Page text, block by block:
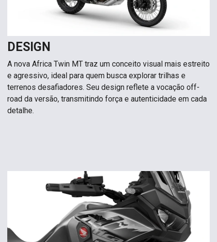
DESIGN
A nova Africa Twin MT traz um conceito visual mais estreito
e agressivo, ideal para quem busca explorar trilhas e
terrenos desafiadores. Seu design reflete a vocação off-
road da versão, transmitindo força e autenticidade em cada
detalhe.